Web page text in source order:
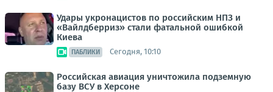
Удары укронацистов по российским НПЗ и
«Вайлдберриз» стали фатальной ошибкой
Киева
ПАБЛИКИ Сегодня, 10:10
Российская авиация уничтожила подземную
базу ВСУ в Херсоне